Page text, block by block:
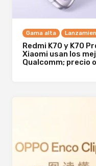
Gama alta
Redmi K70 y K70
Xiaomi usan los
Qualcomm; precio